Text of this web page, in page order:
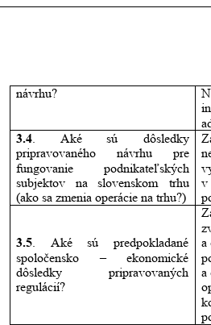
návrhu?
3.4. Aké sú
dôsledky
pripravovaného
návrhu
pre
fungovanie
podnikateľských
subjektov
na slovenskom
trhu
(ako sa zmenia operácie na trhu?)
v
3.5. Aké sú
predpokladané
spoločensko
–
ekonomické
dôsledky
pripravovaných
regulácií?
a
a